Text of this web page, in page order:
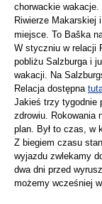
chorwackie
Riwierze
miejsce. To Baška
W styczniu w relacji
pobliżu Salzburga i
wakacji. Na
Relacja dostępna
Jakieś trzy tygodnie
zdrowiu. Rokowania
plan. Był to czas, w
Z biegiem czasu
wyjazdu zwlekamy
dwa dni przed
możemy wcześniej